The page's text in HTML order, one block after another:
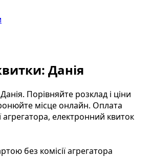
Данія
Порівняйте розклад і ціни
місце онлайн. Оплата
агрегатора, електронний квиток
без комісії агрегатора